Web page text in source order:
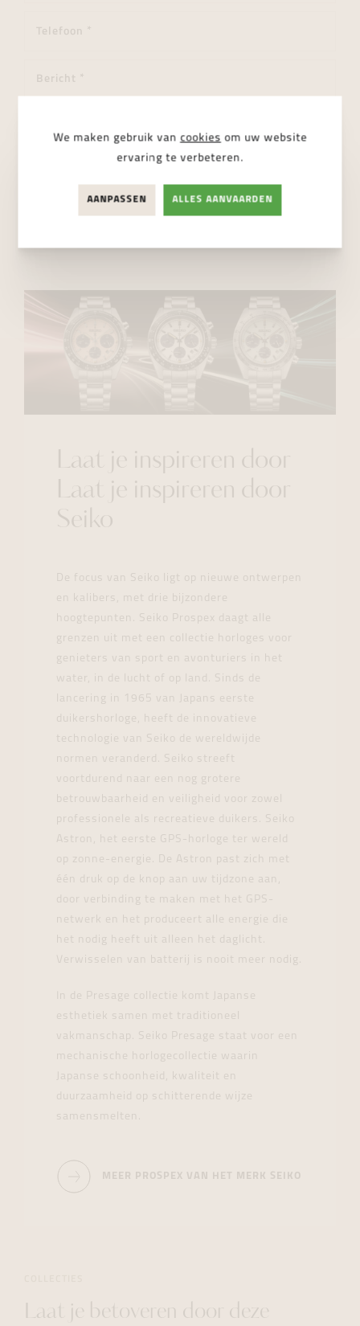
Ik ga akkoord met deprivacy regelgeving
Laat je inspireren door
Laat je inspireren door
Seiko
De focus van Seiko ligt op nieuwe ontwerpen
en kalibers, met drie bijzondere
hoogtepunten. Seiko Prospex daagt alle
grenzen uit met een collectie horloges voor
genieters van sport en avonturiers in het
water, in de lucht of op land. Sinds de
lancering in 1965 van Japans eerste
duikershorloge, heeft de innovatieve
technologie van Seiko de wereldwijde
normen veranderd. Seiko streeft
voortdurend naar een nog grotere
betrouwbaarheid en veiligheid voor zowel
professionele als recreatieve duikers. Seiko
Astron, het eerste GPS-horloge ter wereld
op zonne-energie. De Astron past zich met
één druk op de knop aan uw tijdzone aan,
door verbinding te maken met het GPS-
netwerk en het produceert alle energie die
het nodig heeft uit alleen het daglicht.
Verwisselen van batterij is nooit meer nodig.
In de Presage collectie komt Japanse
esthetiek samen met traditioneel
vakmanschap. Seiko Presage staat voor een
mechanische horlogecollectie waarin
Japanse schoonheid, kwaliteit en
duurzaamheid op schitterende wijze
samensmelten.
MEER PROSPEX VAN HET MERK SEIKO
Laat je betoveren door deze
We maken gebruik van cookies om uw website
ervaring te verbeteren.
AANPASSEN ALLES AANVAARDEN